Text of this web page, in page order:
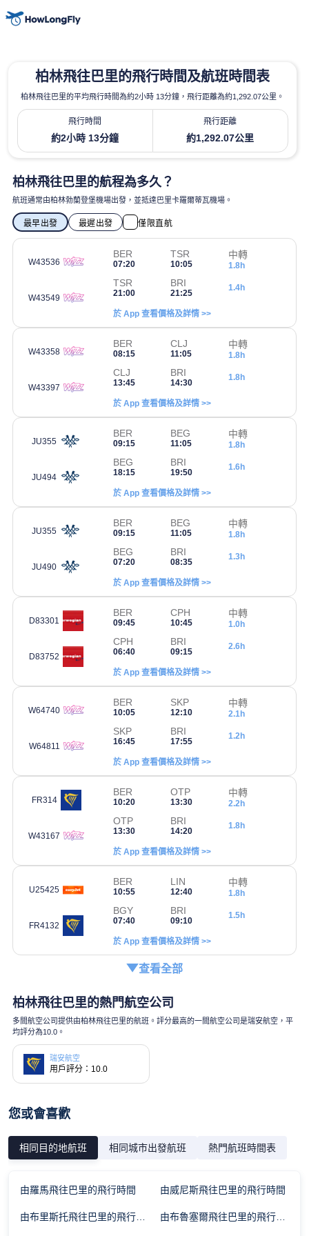
柏林飛往巴里的飛行時間及航班時間表
柏林飛往巴里的平均飛行時間為約2小時 13分鐘，飛行距離為約1,292.07公里。
飛行時間
約2小時 13分鐘
飛行距離
約1,292.07公里
柏林飛往巴里的航程為多久？
航班通常由柏林勃蘭登堡機場出發，並抵達巴里卡羅爾蒂瓦機場。
最早出發 最遲出發 僅限直航
W43536
BER
07:20
TSR
10:05
中轉
1.8h
W43549
TSR
21:00
BRI
21:25
1.4h
於 App 查看價格及詳情 >>
W43358
BER
08:15
CLJ
11:05
中轉
1.8h
W43397
CLJ
13:45
BRI
14:30
1.8h
於 App 查看價格及詳情 >>
JU355
BER
09:15
BEG
11:05
中轉
1.8h
JU494
BEG
18:15
BRI
19:50
1.6h
於 App 查看價格及詳情 >>
JU355
BER
09:15
BEG
11:05
中轉
1.8h
JU490
BEG
07:20
BRI
08:35
1.3h
於 App 查看價格及詳情 >>
D83301
BER
09:45
CPH
10:45
中轉
1.0h
D83752
CPH
06:40
BRI
09:15
2.6h
於 App 查看價格及詳情 >>
W64740
BER
10:05
SKP
12:10
中轉
2.1h
W64811
SKP
16:45
BRI
17:55
1.2h
於 App 查看價格及詳情 >>
FR314
BER
10:20
OTP
13:30
中轉
2.2h
W43167
OTP
13:30
BRI
14:20
1.8h
於 App 查看價格及詳情 >>
U25425
BER
10:55
LIN
12:40
中轉
1.8h
FR4132
BGY
07:40
BRI
09:10
1.5h
於 App 查看價格及詳情 >>
查看全部
柏林飛往巴里的熱門航空公司
多間航空公司提供由柏林飛往巴里的航班。評分最高的一間航空公司是瑞安航空，平
均評分為10.0。
瑞安航空
用戶評分：10.0
您或會喜歡
相同目的地航班 相同城市出發航班 熱門航班時間表
由羅馬飛往巴里的飛行時間 由威尼斯飛往巴里的飛行時間